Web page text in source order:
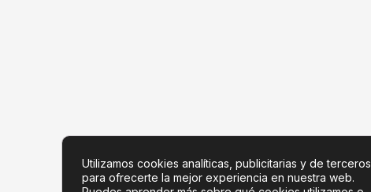
Utilizamos cookies analíticas, publicitarias y de terceros
para ofrecerte la mejor experiencia en nuestra web.